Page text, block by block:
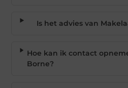
Is het advies van
Hoe kan ik contact
Borne?